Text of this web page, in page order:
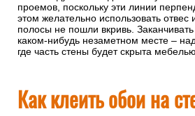
проемов, поскольку эти линии
этом желательно использовать отвес
полосы не пошли вкривь.
каком-нибудь незаметном месте –
где часть стены будет скрыта
Как клеить обои на